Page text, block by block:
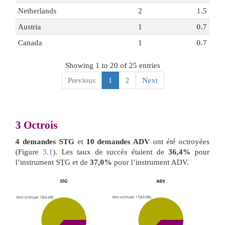
Netherlands
2
1.5
Austria
1
0.7
Canada
1 0.7
Showing 1 to 20 of 25 entries
Previous
1 2 Next
3 Octrois
4 demandes STGet 10 demandes ADV ont été octroyées
(Figure 3.1). Les taux de succès étaient de36,4% pour
l’instrument STG et de 37,0% pour l’instrument ADV.